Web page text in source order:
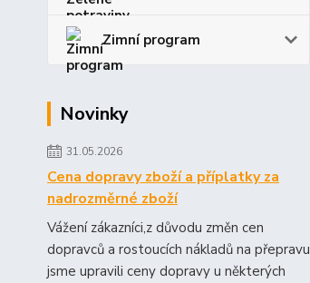
Zimní program
Novinky
31.05.2026
Cena dopravy zboží a příplatky za
nadrozměrné zboží
Vážení zákazníci,z důvodu změn cen
dopravců a rostoucích nákladů na přepravu
jsme upravili ceny dopravy u některých